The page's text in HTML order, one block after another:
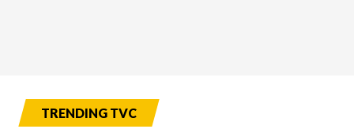
TRENDING TVC